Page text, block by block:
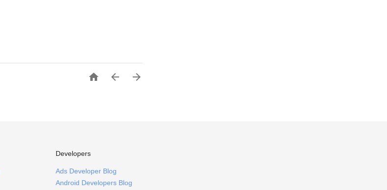
  
Developers
Ads Developer Blog
Android Developers Blog